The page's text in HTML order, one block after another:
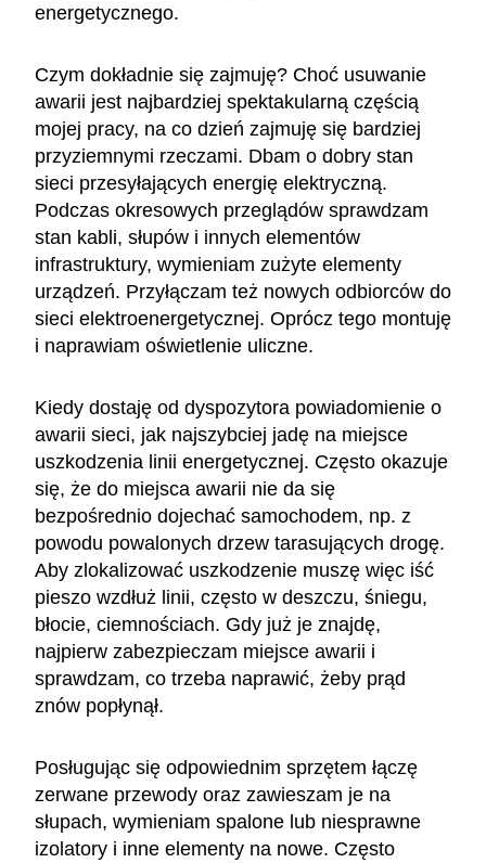
energetycznego.
Czym dokładnie się zajmuję? Choć usuwanie
awarii jest najbardziej spektakularną częścią
mojej pracy, na co dzień zajmuję się bardziej
przyziemnymi rzeczami. Dbam o dobry stan
sieci przesyłających energię elektryczną.
Podczas okresowych przeglądów sprawdzam
stan kabli, słupów i innych elementów
infrastruktury, wymieniam zużyte elementy
urządzeń. Przyłączam też nowych odbiorców do
sieci elektroenergetycznej. Oprócz tego montuję
i naprawiam oświetlenie uliczne.
Kiedy dostaję od dyspozytora powiadomienie o
awarii sieci, jak najszybciej jadę na miejsce
uszkodzenia linii energetycznej. Często okazuje
się, że do miejsca awarii nie da się
bezpośrednio dojechać samochodem, np. z
powodu powalonych drzew tarasujących drogę.
Aby zlokalizować uszkodzenie muszę więc iść
pieszo wzdłuż linii, często w deszczu, śniegu,
błocie, ciemnościach. Gdy już je znajdę,
najpierw zabezpieczam miejsce awarii i
sprawdzam, co trzeba naprawić, żeby prąd
znów popłynął.
Posługując się odpowiednim sprzętem łączę
zerwane przewody oraz zawieszam je na
słupach, wymieniam spalone lub niesprawne
izolatory i inne elementy na nowe. Często